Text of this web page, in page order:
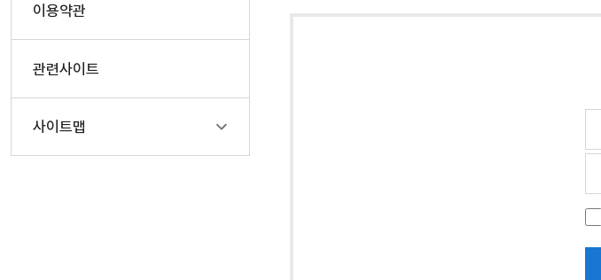
이용약관
관련사이트
사이트맵